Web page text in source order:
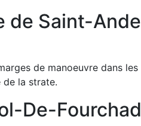
de Saint-
de manoeuvre dans
de la strate.
De-